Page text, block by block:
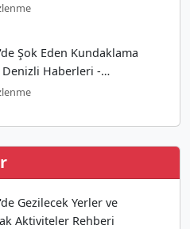
Şok Eden Kundaklama
Denizli Haberleri -
Gezilecek Yerler ve
Aktiviteler Rehberi